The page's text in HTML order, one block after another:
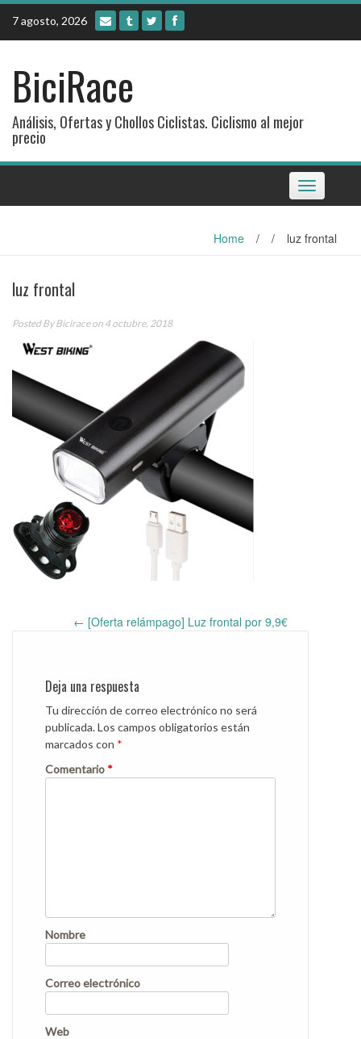
Skip
content
7 agosto, 2026
BiciRace
Análisis, Ofertas y Chollos Ciclistas. Ciclismo al mejor
precio
Toggle
navigation
Home / / luz frontal
luz frontal
Posted ByBiciraceon 4 octubre, 2018
Post
← [Oferta relámpago] Luz frontal por 9,9€
Deja una respuesta
Tu dirección de correo electrónico no será
publicada.Los campos obligatorios están
marcados con *
Comentario *
Nombre
Correo electrónico
Web